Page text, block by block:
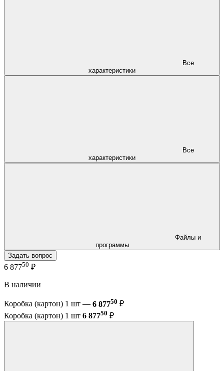
характеристики
характеристики
программы
Задать вопрос
6 87750 ₽
В наличии
Коробка (картон) 1 шт — 6 87750 ₽
Коробка (картон) 1 шт 6 87750 ₽